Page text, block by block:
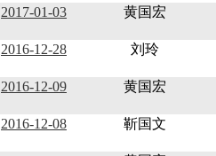
2017-01-03 黄国宏
2016-12-28 刘玲
2016-12-09 黄国宏
2016-12-08 靳国文